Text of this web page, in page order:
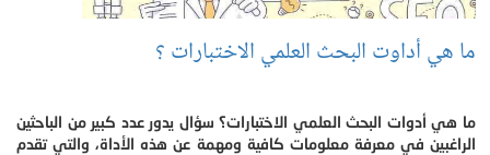
ما هي أداوت البحث العلمي الاختبارات ؟
ما هي أدوات البحث العلمي الاختبارات؟ سؤال يدور عدد كبير من الباحثين
الراغبين في معرفة معلومات كافية ومهمة عن هذه الأداة، والتي تقدم